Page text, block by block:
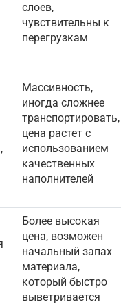
слоев,
чувствительны к
перегрузкам
Массивность,
иногда сложнее
транспортировать,
цена растет с
использованием
качественных
наполнителей
Более высокая
цена, возможен
начальный запах
материала,
который быстро
выветривается